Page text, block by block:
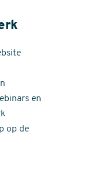
en
op de